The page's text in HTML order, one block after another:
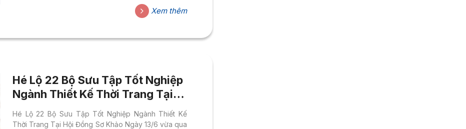
sẵn sàng để đưa những sáng tạo của mình lên sàn
diễn chính thức. Fashion Creation 2026 không chỉ là
nghiệp đầy cảm xúc, là khoảnh...
Xem thêm
Hé Lộ 22 Bộ Sưu Tập Tốt Nghiệp
Ngành Thiết Kế Thời Trang Tại
Hội Đồng Sơ Khảo
Hé Lộ 22 Bộ Sưu Tập Tốt Nghiệp Ngành Thiết Kế
Thời Trang Tại Hội Đồng Sơ Khảo Ngày 13/6 vừa qua